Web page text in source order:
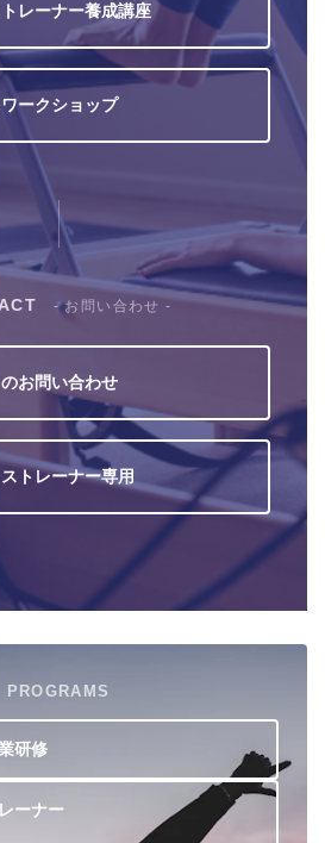
レーナー養成講座
ワークショップ
- お問い合わせ -
お問い合わせ
トレーナー専用
PROGRAMS
研修
ーナー